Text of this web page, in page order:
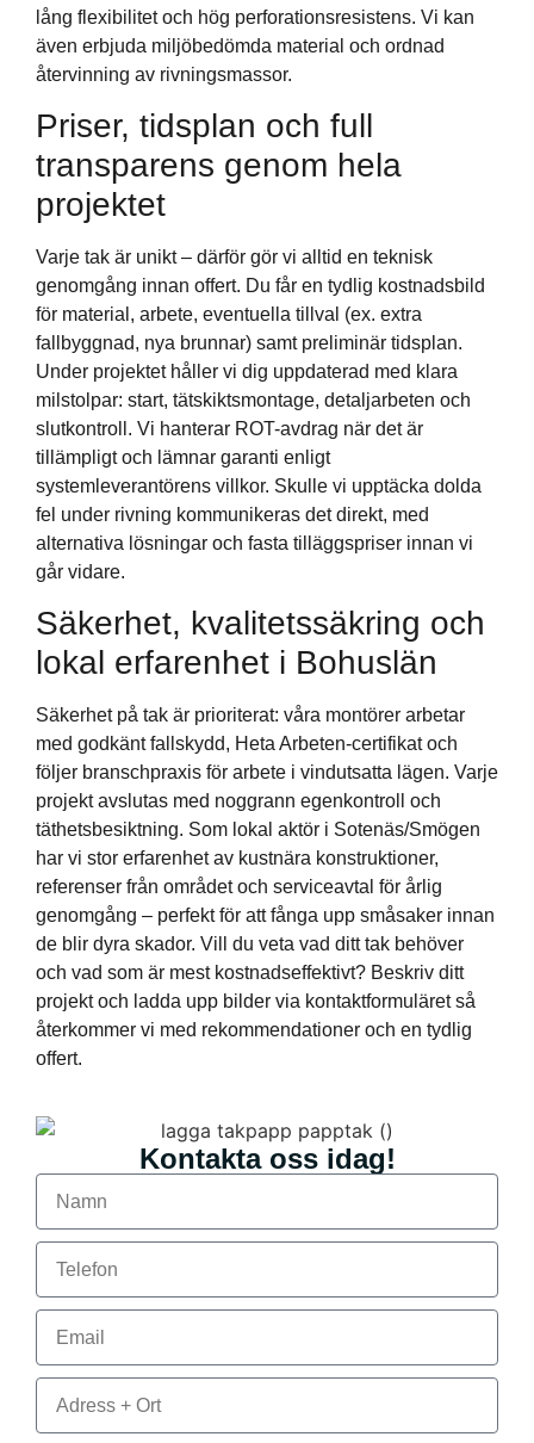
lång flexibilitet och hög perforationsresistens. Vi kan
även erbjuda miljöbedömda material och ordnad
återvinning av rivningsmassor.
Priser, tidsplan och full
transparens genom hela
projektet
Varje tak är unikt – därför gör vi alltid en teknisk
genomgång innan offert. Du får en tydlig kostnadsbild
för material, arbete, eventuella tillval (ex. extra
fallbyggnad, nya brunnar) samt preliminär tidsplan.
Under projektet håller vi dig uppdaterad med klara
milstolpar: start, tätskiktsmontage, detaljarbeten och
slutkontroll. Vi hanterar ROT-avdrag när det är
tillämpligt och lämnar garanti enligt
systemleverantörens villkor. Skulle vi upptäcka dolda
fel under rivning kommunikeras det direkt, med
alternativa lösningar och fasta tilläggspriser innan vi
går vidare.
Säkerhet, kvalitetssäkring och
lokal erfarenhet i Bohuslän
Säkerhet på tak är prioriterat: våra montörer arbetar
med godkänt fallskydd, Heta Arbeten-certifikat och
följer branschpraxis för arbete i vindutsatta lägen. Varje
projekt avslutas med noggrann egenkontroll och
täthetsbesiktning. Som lokal aktör i Sotenäs/Smögen
har vi stor erfarenhet av kustnära konstruktioner,
referenser från området och serviceavtal för årlig
genomgång – perfekt för att fånga upp småsaker innan
de blir dyra skador. Vill du veta vad ditt tak behöver
och vad som är mest kostnadseffektivt? Beskriv ditt
projekt och ladda upp bilder via kontaktformuläret så
återkommer vi med rekommendationer och en tydlig
offert.
Kontakta oss idag!